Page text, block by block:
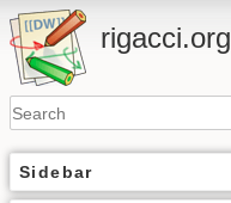
rigacci.org
Sidebar